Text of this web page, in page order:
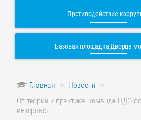
Противодействие
Базовая площадка Дворца
Главная
Новости
От теории к практике: команда ЦДО
интервью